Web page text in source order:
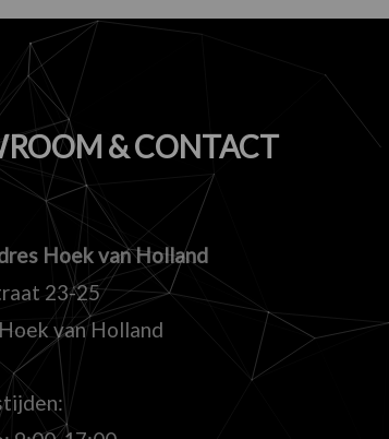
& CONTACT
Hoek van Holland
23-25
van Holland